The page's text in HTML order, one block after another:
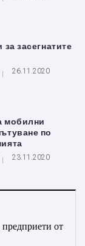
за засегнатите
26.11.2020
мобилни
по
23.11.2020
от